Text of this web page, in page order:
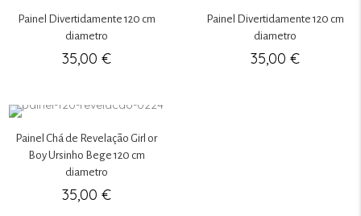
Painel Divertidamente 120 cm
diametro
35,00 €
Painel Divertidamente 120 cm
diametro
35,00 €
Painel Chá de Revelação Girl or
Boy Ursinho Bege 120 cm
diametro
35,00 €